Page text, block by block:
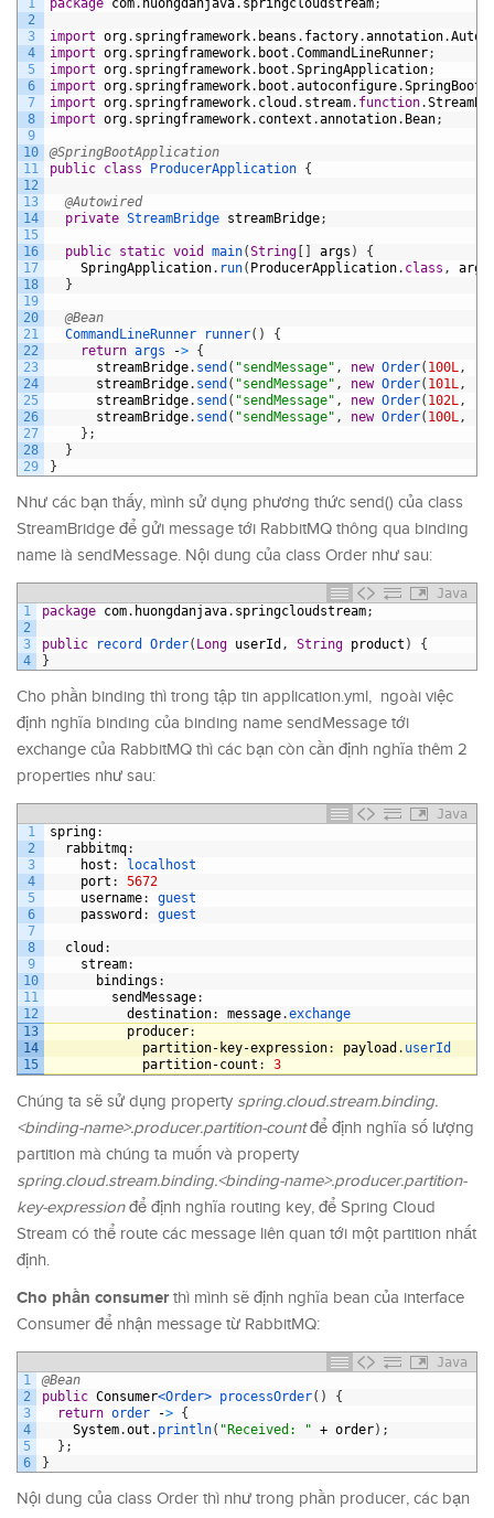
2
3
4
5
6
7
8
9
10
11
12
13
14
15
16
17
18
19
20
21
22
23
24
25
26
27
28
29
import org. springframework. beans . factory.annotation.
import org. springframework. boot .CommandLineRunner;
import org. springframework. boot .SpringApplication;
import org. springframework. boot .autoconfigure.
import org. springframework. cloud . stream. function.
import org. springframework. context .annotation. Bean;
@SpringBootApplication
public class ProducerApplication {
@Autowired
private StreamBridge streamBridge;
public static void main(String [ ] args )
{
SpringApplication. run( ProducerApplication. class , args
}
@Bean
CommandLineRunner
runner( )
{
return args -> {
streamBridge. send ( "sendMessage" , new Order( 100L ,
streamBridge. send ( "sendMessage" , new Order( 101L ,
streamBridge. send ( "sendMessage" , new Order( 102L ,
streamBridge. send ( "sendMessage" , new Order( 100L ,
} ;
}
}
Như các bạn thấy, mình sử dụng phương thức send() của class
StreamBridge để gửi message tới RabbitMQ thông qua binding
name là sendMessage. Nội dung của class Order như sau:
Java
1
2
3
4
package com. huongdanjava. springcloudstream;
public record Order( Long userId , String product )
{
}
Cho phần binding thì trong tập tin application.yml, ngoài việc
định nghĩa binding của binding name sendMessage tới
exchange của RabbitMQ thì các bạn còn cần định nghĩa thêm 2
properties như sau:
Java
1
2
3
4
5
6
7
8
9
10
11
12
13
14
15
spring:
rabbitmq:
host :
localhost
port :
5672
username:
guest
password : guest
cloud :
stream:
bindings :
sendMessage:
destination: message.exchange
producer:
partition- key-expression: payload . userId
partition-count : 3
Chúng ta sẽ sử dụng property spring.cloud.stream.binding.
<binding-name>.producer.partition-countđể định nghĩa số lượng
partition mà chúng ta muốn và property
spring.cloud.stream.binding.<binding-name>.producer.partition-
key-expressionđể định nghĩa routing key, để Spring Cloud
Stream có thể route các message liên quan tới một partition nhất
định.
Cho phần consumerthì mình sẽ định nghĩa bean của interface
Consumer để nhận message từ RabbitMQ:
Java
1
2
3
4
5
6
@Bean
public Consumer<Order> processOrder( )
{
return order -> {
System.out . println( "Received: " + order) ;
} ;
}
Nội dung của class Order thì như trong phần producer, các bạn